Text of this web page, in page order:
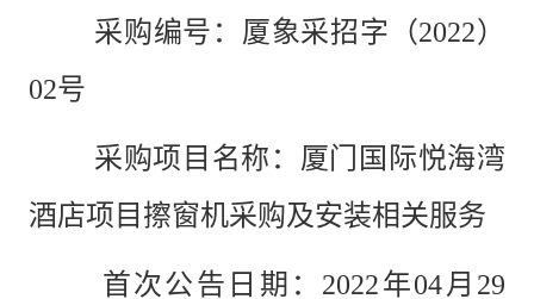
采购编号：厦象采招字（2022）
02号
采购项目名称：厦门国际悦海湾
酒店项目擦窗机采购及安装相关服务
首次公告日期： 2022年04月 29